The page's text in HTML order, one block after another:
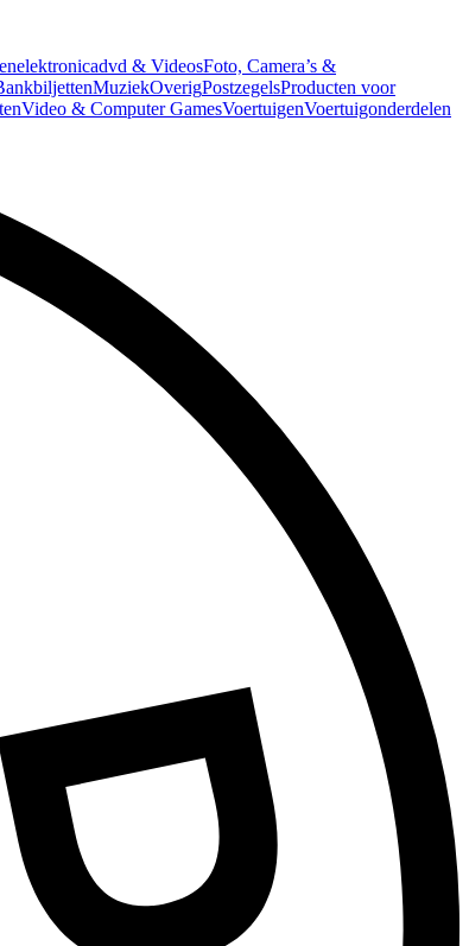
dvd & VideosFoto, Camera’s &
MuziekOverigPostzegelsProducten voor
Video & Computer GamesVoertuigenVoertuigonderdelen